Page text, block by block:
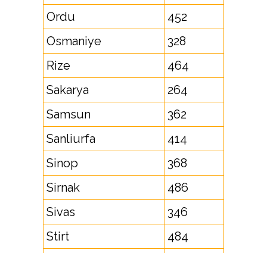
Ordu
452
Osmaniye
328
Rize
464
Sakarya
264
Samsun
362
Sanliurfa
414
Sinop
368
Sirnak
486
Sivas
346
Stirt
484